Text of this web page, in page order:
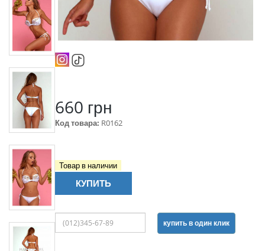
660 грн
Код товара: R0162
Товар в наличии
КУПИТЬ
купить в один клик